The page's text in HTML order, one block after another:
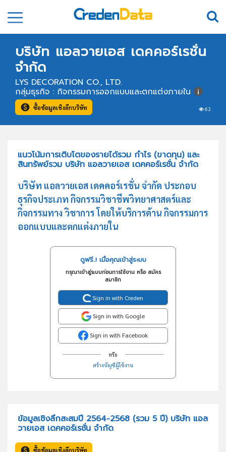
บริษัท แอลวายเอส เดคคอร์เรชั่น
จำกัด
LYS DECORATION CO., LTD.
62
กลุ่มธุรกิจ : กิจกรรมการออกแบบและตกแต่งภายใน
ซื้อข้อมูลเชิงลึกบริษัท
แนวโน้มการเติบโตของรายได้รวม กำไร (ขาดทุน) และ
สินทรัพย์รวม บริษัท แอลวายเอส เดคคอร์เรชั่น จำกัด
บริษัท แอลวายเอส เดคคอร์เรชั่น จำกัด ประกอบ
ธุรกิจประเภท กิจกรรมวิชาชีพวิทยาศาสตร์และ
กิจกรรมทาง วิชาการ โดยให้บริการด้าน กิจกรรมการ
ออกแบบและตกแต่งภายใน
ดูฟรี..! เมื่อคุณเข้าสู่ระบบ
กรุณาเข้าสู่ระบบก่อนการใช้งาน หรือ สมัคร
สมาชิก
Sign in with Creden
Sign in with Google
Sign in with Facebook
หรือ
สร้างบัญชีผู้ใช้งาน
ข้อมูลเชิงลึกสะสมปี 2564-2568 (รวม 5 ปี) บริษัท แอล
วายเอส เดคคอร์เรชั่น จำกัด
ซื้อข้อมูลเชิงลึกบริษัท